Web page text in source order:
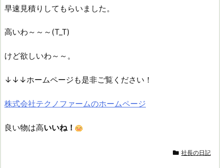
早速見積りしてもらいました。
高いわ～～～(T_T)
けど欲しいわ～～。
↓↓↓ホームページも是非ご覧ください！
株式会社テクノファームのホームページ
良い物は高いいね！
社長の日記